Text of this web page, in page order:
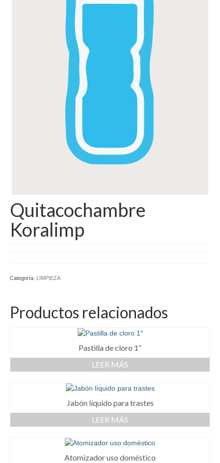
Quitacochambre
Koralimp
Categoría: LIMPIEZA
Productos relacionados
Pastilla de cloro 1″
LEER MÁS
Jabón líquido para trastes
LEER MÁS
Atomizador uso doméstico